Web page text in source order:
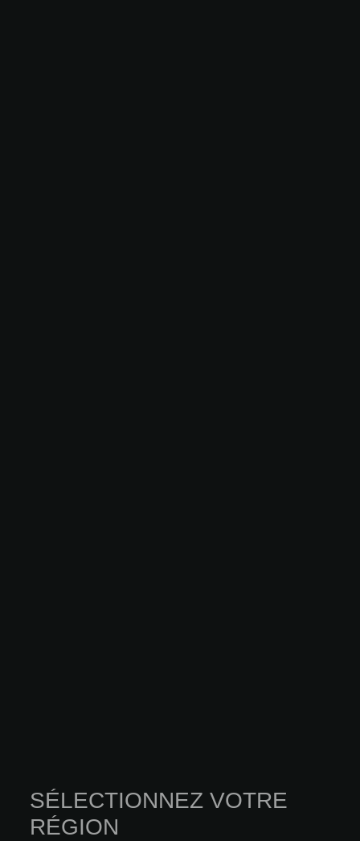
SÉLECTIONNEZ VOTRE
RÉGION